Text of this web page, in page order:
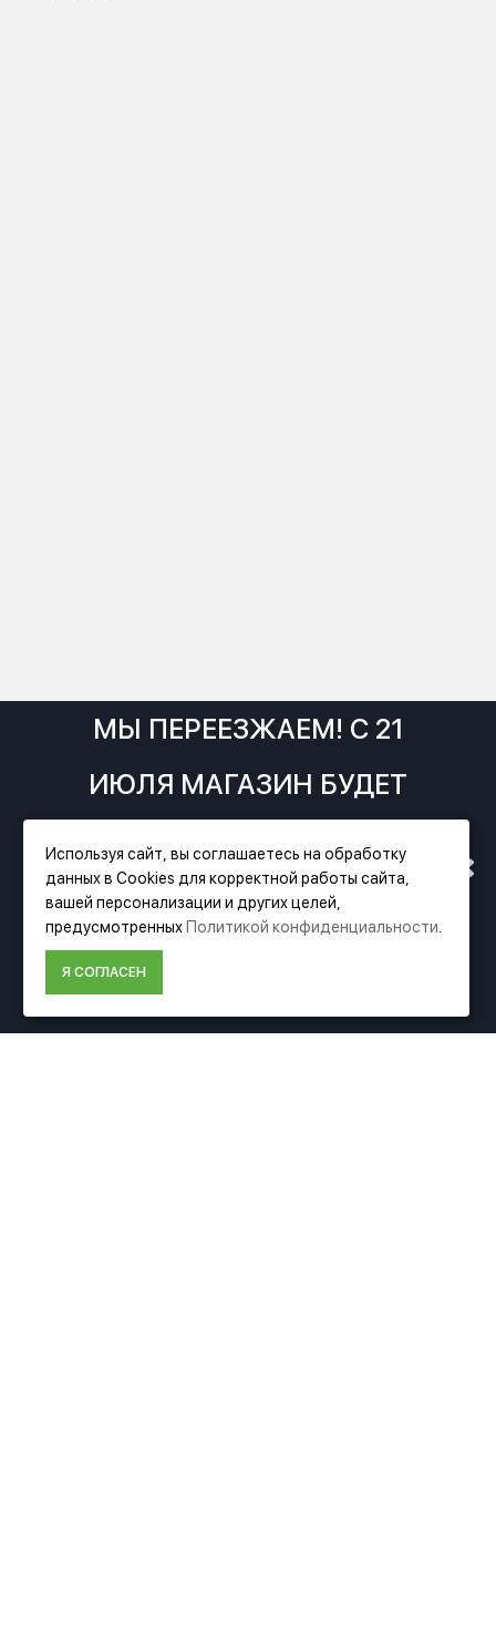
МЫ ПЕРЕЕЗЖАЕМ! С 21
ИЮЛЯ МАГАЗИН БУДЕТ
РАБОТАТЬ ПО НОВОМУ
АДРЕСУ. ПОДРОБНАЯ
ИНФОРМАЦИЯ О ПЕРЕЕЗДЕ
Фирменный магазин Festool
ИНФОРМАЦИЯ
О компании Festool
Доставка
Оплата
Используя сайт, вы соглашаетесь на обработку
данных в Cookies для корректной работы сайта,
вашей персонализации и других целей,
предусмотренных Политикой конфиденциальности
Я СОГЛАСЕН